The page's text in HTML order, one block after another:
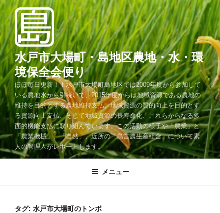
コ
ン
テ
ン
ツ
へ
ス
キ
ッ
水戸市大場町・島地区農地・水・環
境保全会便り
ほぼ毎日更新！！水戸市大場町島地区では2009年度から参加して
いる農地水から引続いて、2015年度からは地域資源である農地の
維持を目的とする農地維持支払、地域資源の質的向上を目的とす
る資源向上支払、そして地域資源の長寿命化、これらからなる多
面的機能支払に取り組んでいます。この活動の様子や「農業」と
「農業機械」、「自然」、近所の「島営農生産組合」について素
人の管理人がレポートします。
メニュー
タグ: 水戸市大場町のトンボ